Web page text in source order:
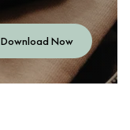
Download Now